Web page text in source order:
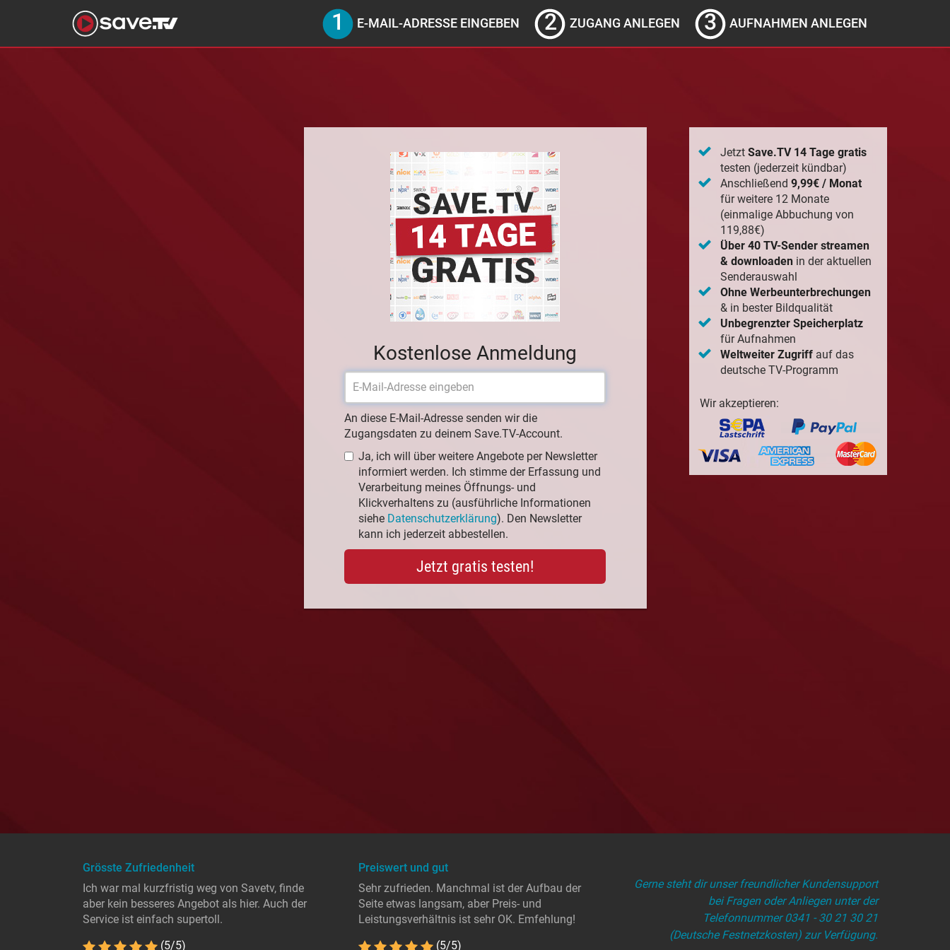
E-MAIL-ADRESSE EINGEBEN ZUGANG ANLEGEN AUFNAHMEN ANLEGEN
Kostenlose Anmeldung
An diese E-Mail-Adresse senden wir die
Zugangsdaten zu deinem Save.TV-Account.
Ja, ich will über weitere Angebote per Newsletter
informiert werden. Ich stimme der Erfassung und
Verarbeitung meines Öffnungs- und
Klickverhaltens zu (ausführliche Informationen
siehe Datenschutzerklärung). Den Newsletter
kann ich jederzeit abbestellen.
Jetzt gratis testen!
Jetzt Save.TV 14 Tage gratis
testen (jederzeit kündbar)
Anschließend 9,99€ / Monat
für weitere 12 Monate
(einmalige Abbuchung von
119,88€)
Über 40 TV-Sender streamen
& downloadenin der aktuellen
Senderauswahl
Ohne Werbeunterbrechungen
& in bester Bildqualität
Unbegrenzter Speicherplatz
für Aufnahmen
Weltweiter Zugriffauf das
deutsche TV-Programm
Wir akzeptieren:
Grösste Zufriedenheit
Ich war mal kurzfristig weg von Savetv, finde
aber kein besseres Angebot als hier. Auch der
Service ist einfach supertoll.
(5/5)
Preiswert und gut
Sehr zufrieden. Manchmal ist der Aufbau der
Seite etwas langsam, aber Preis- und
Leistungsverhältnis ist sehr OK. Emfehlung!
(5/5)
Gerne steht dir unser freundlicher Kundensupport
bei Fragen oder Anliegen unter der
Telefonnummer 0341 - 30 21 30 21
(Deutsche Festnetzkosten) zur Verfügung.